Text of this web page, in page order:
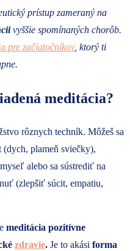
prístup zameraný na
vyššie spomínaných chorôb.
pre začiatočníkov, ktorý ti
meditácia?
rôznych techník. Môžeš sa
plameň sviečky),
alebo sa sústrediť na
(zlepšiť súcit, empatiu,
meditácia pozitívne
zdravie. Je to akási forma